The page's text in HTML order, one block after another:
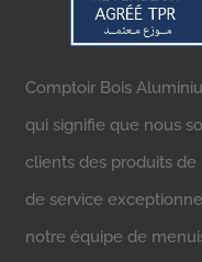
Comptoir Bois
qui signifie que nous
clients des produits
de service
notre équipe de